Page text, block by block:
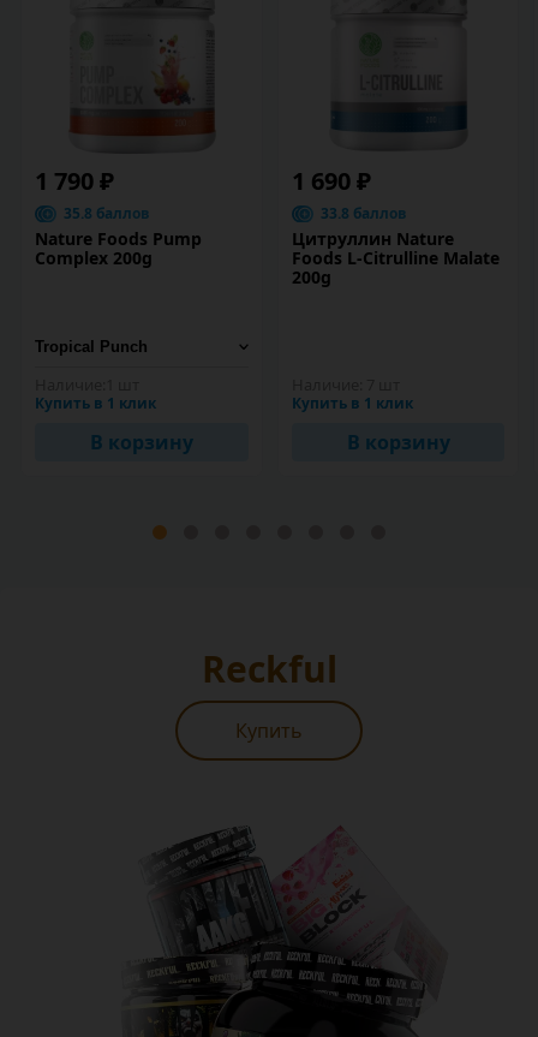
1 790 ₽
35.8 баллов
Nature Foods Pump
Complex 200g
Купить в 1 клик
В корзину
1 690 ₽
33.8 баллов
Цитруллин Nature
Foods L-Citrulline Malate
200g
Купить в 1 клик
В корзину
Reckful
Купить